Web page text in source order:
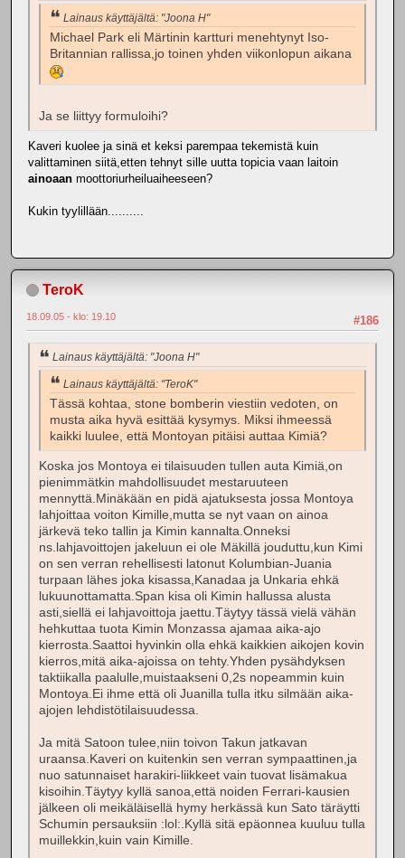
Lainaus käyttäjältä: "Joona H"
Michael Park eli Märtinin kartturi menehtynyt Iso-
Britannian rallissa,jo toinen yhden viikonlopun aikana
Ja se liittyy formuloihi?
Kaveri kuolee ja sinä et keksi parempaa tekemistä kuin
valittaminen siitä,etten tehnyt sille uutta topicia vaan laitoin
ainoaan moottoriurheiluaiheeseen?
Kukin tyylillään..........
TeroK
#186
18.09.05 - klo: 19.10
Lainaus käyttäjältä: "Joona H"
Lainaus käyttäjältä: "TeroK"
Tässä kohtaa, stone bomberin viestiin vedoten, on
musta aika hyvä esittää kysymys. Miksi ihmeessä
kaikki luulee, että Montoyan pitäisi auttaa Kimiä?
Koska jos Montoya ei tilaisuuden tullen auta Kimiä,on
pienimmätkin mahdollisuudet mestaruuteen
mennyttä.Minäkään en pidä ajatuksesta jossa Montoya
lahjoittaa voiton Kimille,mutta se nyt vaan on ainoa
järkevä teko tallin ja Kimin kannalta.Onneksi
ns.lahjavoittojen jakeluun ei ole Mäkillä jouduttu,kun Kimi
on sen verran rehellisesti latonut Kolumbian-Juania
turpaan lähes joka kisassa,Kanadaa ja Unkaria ehkä
lukuunottamatta.Span kisa oli Kimin hallussa alusta
asti,siellä ei lahjavoittoja jaettu.Täytyy tässä vielä vähän
hehkuttaa tuota Kimin Monzassa ajamaa aika-ajo
kierrosta.Saattoi hyvinkin olla ehkä kaikkien aikojen kovin
kierros,mitä aika-ajoissa on tehty.Yhden pysähdyksen
taktiikalla paalulle,muistaakseni 0,2s nopeammin kuin
Montoya.Ei ihme että oli Juanilla tulla itku silmään aika-
ajojen lehdistötilaisuudessa.
Ja mitä Satoon tulee,niin toivon Takun jatkavan
uraansa.Kaveri on kuitenkin sen verran sympaattinen,ja
nuo satunnaiset harakiri-liikkeet vain tuovat lisämakua
kisoihin.Täytyy kyllä sanoa,että noiden Ferrari-kausien
jälkeen oli meikäläisellä hymy herkässä kun Sato täräytti
Schumin persauksiin :lol:.Kyllä sitä epäonnea kuuluu tulla
muillekkin,kuin vain Kimille.